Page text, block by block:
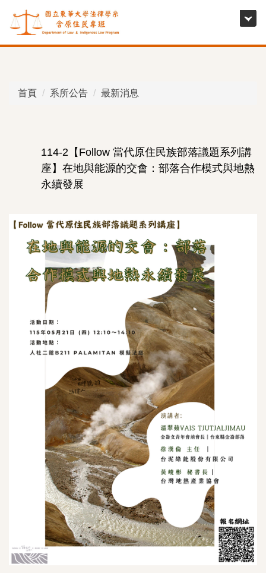
到
首頁 系所公告 最新消息
114-2【Follow 當代原住民族部落議題系列講
座】在地與能源的交會：部落合作模式與地熱
永續發展